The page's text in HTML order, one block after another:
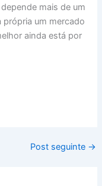
mais de um
um mercado
ainda está por
Post seguinte →